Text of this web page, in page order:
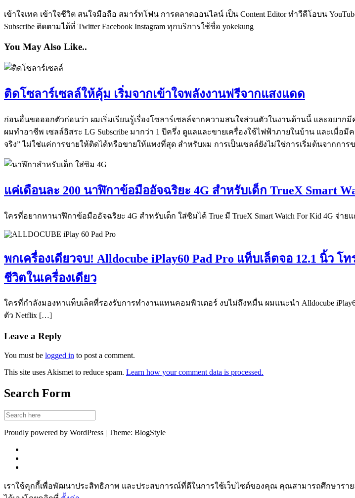
เข้าใจเทค เข้าใจชีวิต สนใจมือถือ สมาร์ทโฟน การตลาดออนไลน์ เป็น Content Editor ทำวีดีโอบน YouTube
Subscribe ติดตามได้ที่ Twitter Facebook Instagram ทุกบริการใช้ชื่อ yokekung
You May Also Like..
ติดโซลาร์เซลล์ให้คุ้ม เริ่มจากเข้าใจพลังงานฟรีจากแสงแดด
ก่อนอื่นขอออกตัวก่อนว่า ผมเริ่มเรียนรู้เรื่องโซลาร์เซลล์จากความสนใจส่วนตัวในงานด้านนี้ และอยา
ผมทำอาชีพ เซลล์อิสระ LG Subscribe มากว่า 1 ปีครึ่ง ดูแลและขายเครื่องใช้ไฟฟ้าภายในบ้าน และเ
จริง” ไม่ใช่แค่การขายให้ติดได้หรือขายให้แพงที่สุด สำหรับผม การเป็นเซลล์ยังไม่ใช่การเริ่มต้นจากกา
แค่เดือนละ 200 นาฬิกาข้อมืออัจฉริยะ 4G สำหรับเด็ก TrueX Smart
ใครที่อยากหานาฬิกาข้อมืออัจฉริยะ 4G สำหรับเด็ก ใส่ซิมได้ True มี TrueX Smart Watch For Kid 4G จ่าย
พกเครื่องเดียวจบ! Alldocube iPlay60 Pad Pro แท็บเล็ตจอ 12.1 นิ้ว
ชีวิตในเครื่องเดียว
ใครที่กำลังมองหาแท็บเล็ตที่รองรับการทำงานแทนคอมพิวเตอร์ งบไม่ถึงหมื่น ผมแนะนำ Alldocube
ตัว Netflix […]
Leave a Reply
You must be logged in to post a comment.
This site uses Akismet to reduce spam. Learn how your comment data is processed.
Search Form
Proudly powered by WordPress | Theme: BlogStyle
เราใช้คุกกี้เพื่อพัฒนาประสิทธิภาพ และประสบการณ์ที่ดีในการใช้เว็บไซต์ของคุณ คุณสามารถศึกษาราย